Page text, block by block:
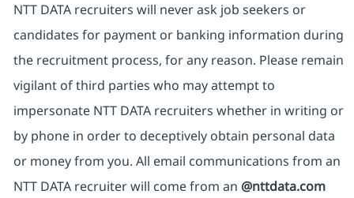
NTT DATA recruiters will never ask job seekers or
candidates for payment or banking information during
the recruitment process, for any reason. Please remain
vigilant of third parties who may attempt to
impersonate NTT DATA recruiters whether in writing or
by phone in order to deceptively obtain personal data
or money from you. All email communications from an
NTT DATA recruiter will come from an @nttdata.com